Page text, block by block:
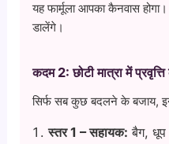
यह फार्मूला आपका कैनवास होगा।
डालेंगे।
कदम 2: छोटी मात्रा में
सिर्फ सब कुछ बदलने के बजाय,
स्तर 1 – सहायक: बैग, धूप